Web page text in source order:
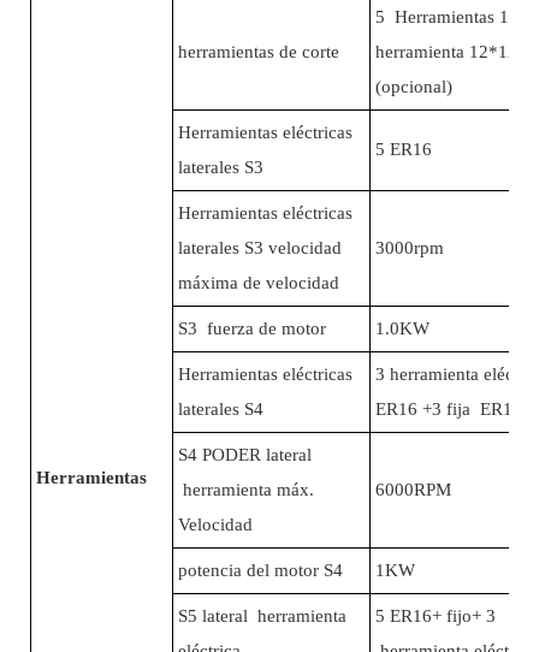
Herramientas
herramientas de corte
5 Herramientas
herramienta 12*12
(opcional)
Herramientas eléctricas
laterales S3
5 ER16
Herramientas eléctricas
laterales S3 velocidad
máxima de velocidad
3000rpm
S3 fuerza de motor 1.0KW
Herramientas eléctricas
laterales S4
3 herramienta
ER16 +3 fija ER16
S4 PODER lateral
herramienta máx.
Velocidad
6000RPM
potencia del motor S4 1KW
S5 lateral herramienta
5 ER16+ fijo+ 3